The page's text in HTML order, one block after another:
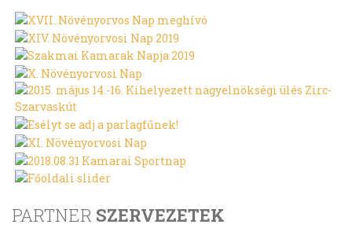
PARTNER SZERVEZETEK